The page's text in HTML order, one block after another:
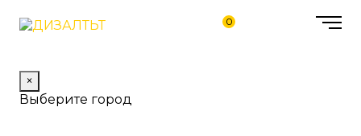
0
×
Выберите город